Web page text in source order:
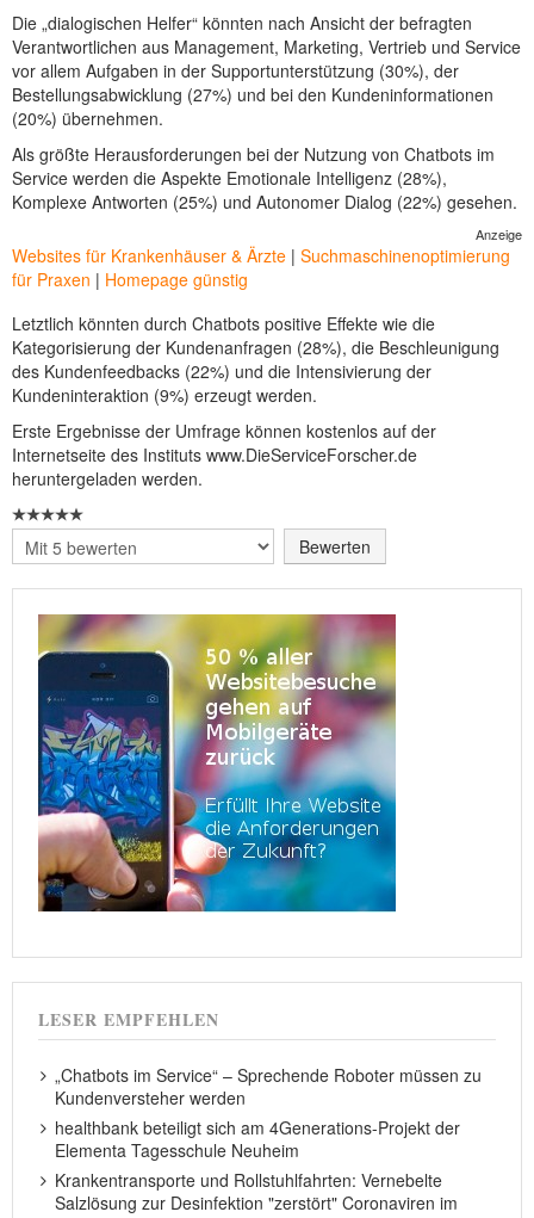
Die „dialogischen Helfer“ könnten nach Ansicht der befragten
Verantwortlichen aus Management, Marketing, Vertrieb und Service
vor allem Aufgaben in der Supportunterstützung (30%), der
Bestellungsabwicklung (27%) und bei den Kundeninformationen
(20%) übernehmen.
Als größte Herausforderungen bei der Nutzung von Chatbots im
Service werden die Aspekte Emotionale Intelligenz (28%),
Komplexe Antworten (25%) und Autonomer Dialog (22%) gesehen.
Anzeige
Websites für Krankenhäuser & Ärzte | Suchmaschinenoptimierung
für Praxen | Homepage günstig
Letztlich könnten durch Chatbots positive Effekte wie die
Kategorisierung der Kundenanfragen (28%), die Beschleunigung
des Kundenfeedbacks (22%) und die Intensivierung der
Kundeninteraktion (9%) erzeugt werden.
Erste Ergebnisse der Umfrage können kostenlos auf der
Internetseite des Instituts www.DieServiceForscher.de
heruntergeladen werden.
Bitte
bewerten
LESER EMPFEHLEN
„Chatbots im Service“ – Sprechende Roboter müssen zu
Kundenversteher werden
healthbank beteiligt sich am 4Generations-Projekt der
Elementa Tagesschule Neuheim
Krankentransporte und Rollstuhlfahrten: Vernebelte
Salzlösung zur Desinfektion "zerstört" Coronaviren im